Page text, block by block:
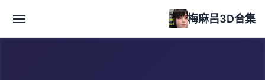
梅麻吕3D合集